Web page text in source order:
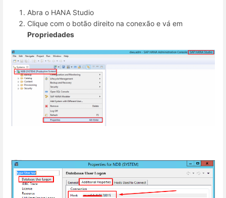
Abra o HANA Studio
Clique com o botão direito na conexão e vá em
Propriedades